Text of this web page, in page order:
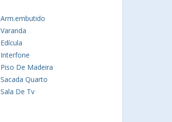
Arm.embutido
Varanda
Edícula
Interfone
Piso De Madeira
Sacada Quarto
Sala De Tv